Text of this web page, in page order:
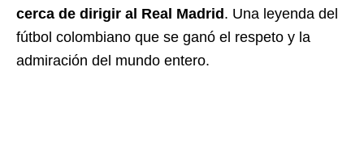
cerca de dirigir al Real Madrid . Una leyenda del
fútbol colombiano que se ganó el respeto y la
admiración del mundo entero.